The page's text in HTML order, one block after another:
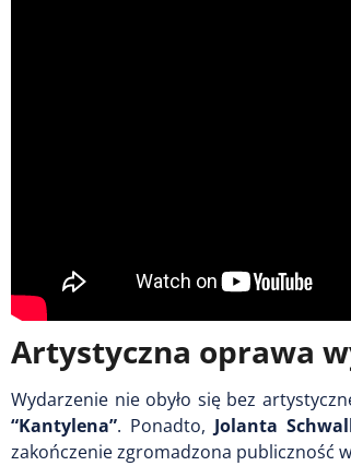
Artystyczna oprawa
Wydarzenie nie obyło się bez
“Kantylena”. Ponadto, Jolanta
zakończenie zgromadzona publiczność